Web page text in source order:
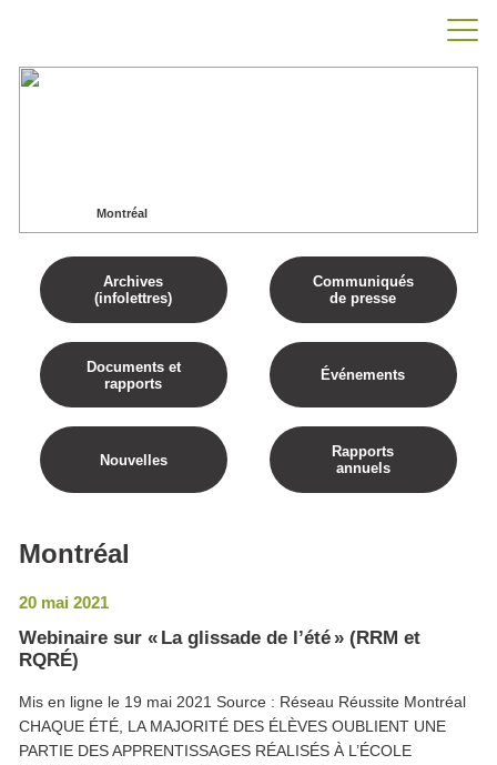
Montréal
Archives
(infolettres)
Communiqués
de presse
Documents et
rapports
Événements
Nouvelles
Rapports
annuels
Montréal
20 mai 2021
Webinaire sur « La glissade de l’été » (RRM et
RQRÉ)
Mis en ligne le 19 mai 2021 Source : Réseau Réussite Montréal
CHAQUE ÉTÉ, LA MAJORITÉ DES ÉLÈVES OUBLIENT UNE
PARTIE DES APPRENTISSAGES RÉALISÉS À L’ÉCOLE